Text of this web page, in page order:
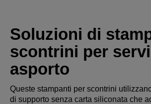
Soluzioni di
scontrini per
asporto
Queste stampanti per scontrini
di supporto senza carta siliconata che